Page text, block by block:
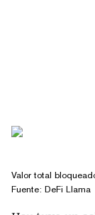
Valor total
Fuente: DeFi Llama